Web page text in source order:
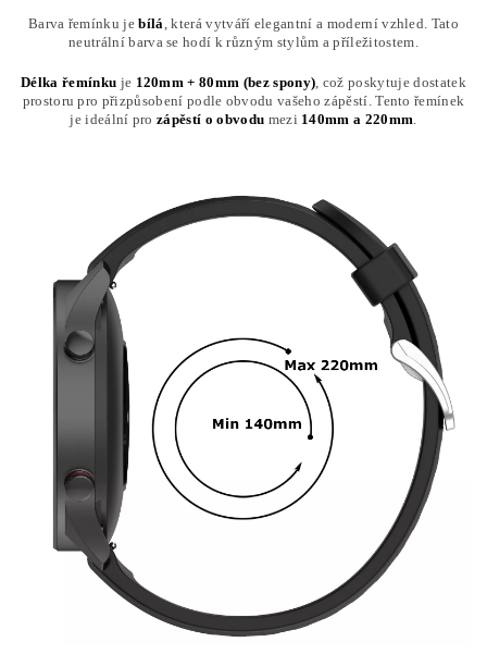
Barva řemínku jebílá, která vytváří elegantní a moderní vzhled. Tato
neutrální barva se hodí k různým stylům a příležitostem.
Délka řemínku je 120mm + 80mm (bez spony), což poskytuje dostatek
prostoru pro přizpůsobení podle obvodu vašeho zápěstí. Tento řemínek
je ideální prozápěstí o obvodu mezi 140mm a 220mm.